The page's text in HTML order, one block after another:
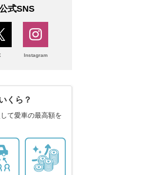
式SNS
Instagram
くら？
て愛車の最高額を